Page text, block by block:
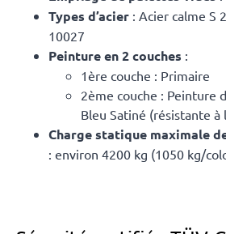
Types d’acier : Acier calme S
10027
Peinture en 2 couches :
1ère couche : Primaire
2ème couche : Peinture
Bleu Satiné (résistante à
Charge statique maximale
: environ 4200 kg (1050 kg/